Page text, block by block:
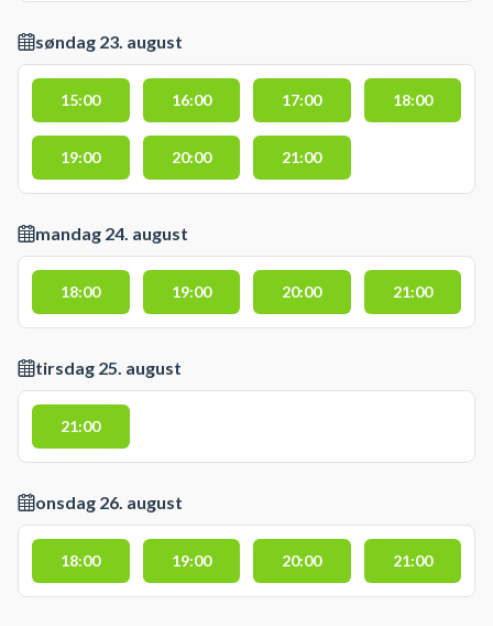
søndag 23. august
15:00 16:00 17:00 18:00
19:00 20:00 21:00
mandag 24. august
18:00 19:00 20:00 21:00
tirsdag 25. august
21:00
onsdag 26. august
18:00 19:00 20:00 21:00